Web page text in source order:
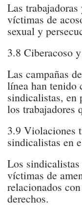
Las
víctimas de
sexual y
3.8 Ciberacoso
Las campañas
línea han tenido
sindicalistas, en
los trabajadores
3.9 Violaciones
sindicalistas en
Los
víctimas de
relacionados
derechos.